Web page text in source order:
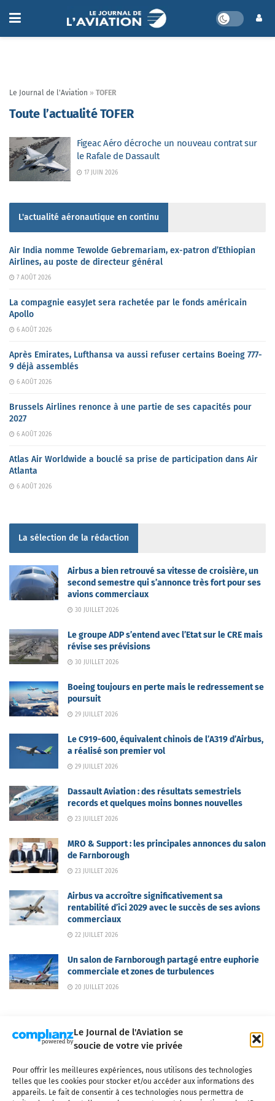
Le Journal de l'Aviation se
soucie de votre vie privée
Pour offrir les meilleures expériences, nous utilisons des technologies
telles que les cookies pour stocker et/ou accéder aux informations des
appareils. Le fait de consentir à ces technologies nous permettra de
Le Journal de l'Aviation » TOFER
Toute l’actualité TOFER
Figeac Aéro décroche un nouveau contrat sur
le Rafale de Dassault
17 JUIN 2026
L'actualité aéronautique en continu
Air India nomme Tewolde Gebremariam, ex-patron d’Ethiopian
Airlines, au poste de directeur général
7 AOÛT 2026
La compagnie easyJet sera rachetée par le fonds américain
Apollo
6 AOÛT 2026
Après Emirates, Lufthansa va aussi refuser certains Boeing 777-
9 déjà assemblés
6 AOÛT 2026
Brussels Airlines renonce à une partie de ses capacités pour
2027
6 AOÛT 2026
Atlas Air Worldwide a bouclé sa prise de participation dans Air
Atlanta
6 AOÛT 2026
La sélection de la rédaction
Airbus a bien retrouvé sa vitesse de croisière, un
second semestre qui s’annonce très fort pour ses
avions commerciaux
30 JUILLET 2026
Le groupe ADP s’entend avec l’Etat sur le CRE mais
révise ses prévisions
30 JUILLET 2026
Boeing toujours en perte mais le redressement se
poursuit
29 JUILLET 2026
Le C919-600, équivalent chinois de l’A319 d’Airbus,
a réalisé son premier vol
29 JUILLET 2026
Dassault Aviation : des résultats semestriels
records et quelques moins bonnes nouvelles
23 JUILLET 2026
MRO & Support : les principales annonces du salon
de Farnborough
23 JUILLET 2026
Airbus va accroître significativement sa
rentabilité d’ici 2029 avec le succès de ses avions
commerciaux
22 JUILLET 2026
Un salon de Farnborough partagé entre euphorie
commerciale et zones de turbulences
20 JUILLET 2026
Qui sommes-nous ? Nous contacter
Partenaires
Mentions légales
CGV Politique de confidentialité Cookies